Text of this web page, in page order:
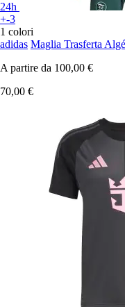
24h
+-3
1 colori
adidas Maglia Trasferta
A partire da 100,00 €
70,00 €